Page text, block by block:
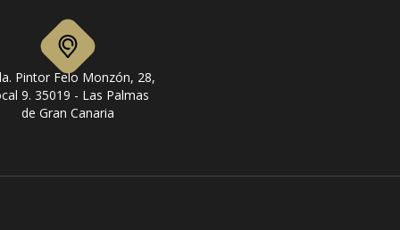
Pintor Felo Monzón, 28,
9. 35019 - Las Palmas
de Gran Canaria